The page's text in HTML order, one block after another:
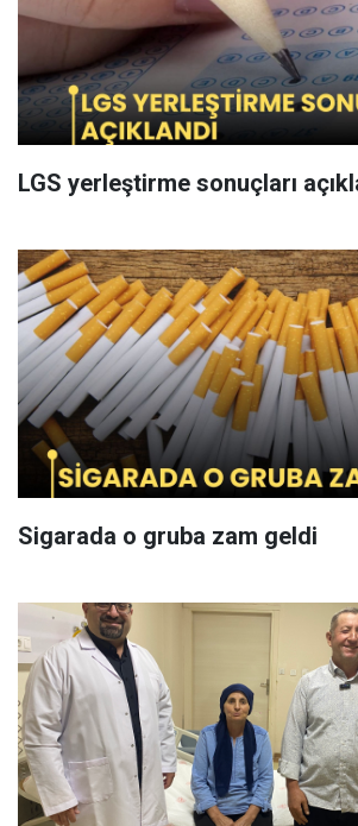
LGS yerleştirme sonuçları
Sigarada o gruba zam geldi